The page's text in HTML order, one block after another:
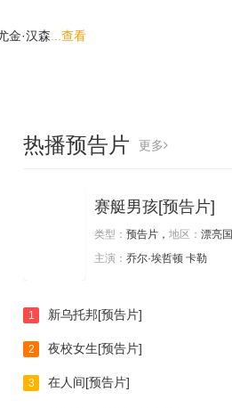
金·汉森 ...查看
热播预告片 更多
赛艇男孩[预告片]
类型： 预告片， 地区： 漂亮国
主演： 乔尔·埃哲顿 卡勒
1 新乌托邦[预告片]
2 夜校女生[预告片]
3 在人间[预告片]